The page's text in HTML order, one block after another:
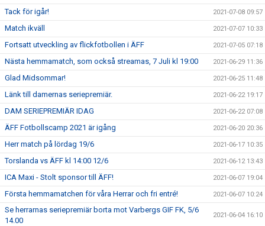
Tack för igår! 2021-07-08 09:57
Match ikväll 2021-07-07 10:33
Fortsatt utveckling av flickfotbollen i ÄFF 2021-07-05 07:18
Nästa hemmamatch, som också streamas, 7 Juli kl 19:00 2021-06-29 11:36
Glad Midsommar! 2021-06-25 11:48
Länk till damernas seriepremiär. 2021-06-22 19:17
DAM SERIEPREMIÄR IDAG 2021-06-22 07:08
ÄFF Fotbollscamp 2021 är igång 2021-06-20 20:36
Herr match på lördag 19/6 2021-06-17 10:35
Torslanda vs ÄFF kl 14:00 12/6 2021-06-12 13:43
ICA Maxi - Stolt sponsor till ÄFF! 2021-06-07 19:04
Första hemmamatchen för våra Herrar och fri entré! 2021-06-07 10:24
Se herrarnas seriepremiär borta mot Varbergs GIF FK, 5/6
14.00
2021-06-04 16:10